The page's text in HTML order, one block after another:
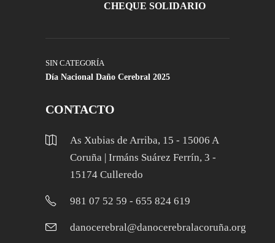
CHEQUE SOLIDARIO
SIN CATEGORÍA
Día Nacional Daño Cerebral 2025
CONTACTO
As Xubias de Arriba, 15 - 15006 A
Coruña | Irmáns Suárez Ferrín, 3 -
15174 Culleredo
981 07 52 59 - 655 824 619
danocerebral@danocerebralacoruña.org